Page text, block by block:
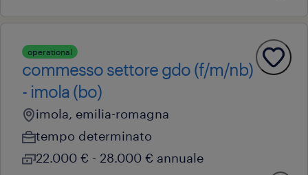
operational
commesso settore gdo (f/m/nb)
- imola (bo)
imola, emilia-romagna
tempo determinato
22.000 € - 28.000 € annuale